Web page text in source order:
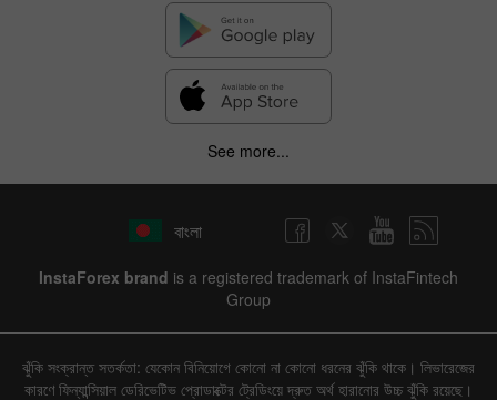
See more...
বাংলা
InstaForex brand is a registered trademark of InstaFintech
Group
ঝুঁকি সংক্রান্ত সতর্কতা: যেকোন বিনিয়োগে কোনো না কোনো ধরনের ঝুঁকি থাকে। লিভারেজের
কারণে ফিন্যান্সিয়াল ডেরিভেটিভ প্রোডাক্টের ট্রেডিংয়ে দ্রুত অর্থ হারানোর উচ্চ ঝুঁকি রয়েছে।